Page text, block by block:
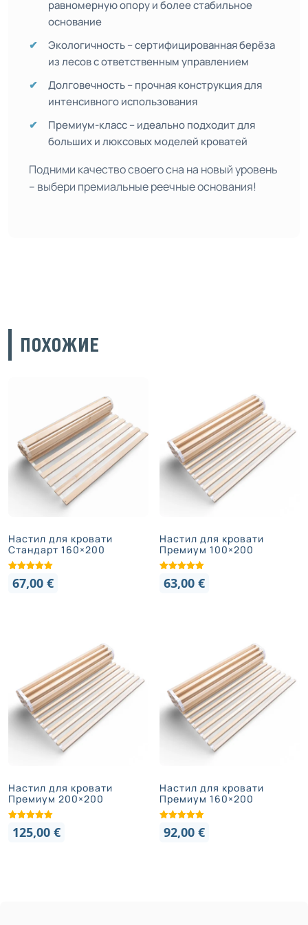
равномерную опору и более стабильное
основание
Экологичность – сертифицированная берёза
из лесов с ответственным управлением
Долговечность – прочная конструкция для
интенсивного использования
Премиум-класс – идеально подходит для
больших и люксовых моделей кроватей
Подними качество своего сна на новый уровень
– выбери премиальные реечные основания!
ПОХОЖИЕ
Настил для кровати
Стандарт 160×200
67,00 €
Настил для кровати
Премиум 100×200
63,00€
Настил для кровати
Премиум 200×200
125,00 €
Настил для кровати
Премиум 160×200
92,00€